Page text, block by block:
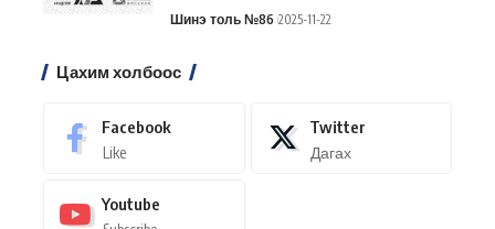
Шинэ толь №86 2025-11-22
Цахим холбоос
Facebook
Like
Twitter
Дагах
Youtube